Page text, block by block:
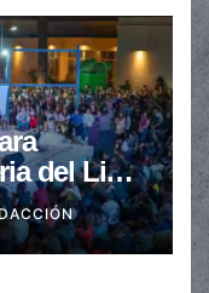
del Libro